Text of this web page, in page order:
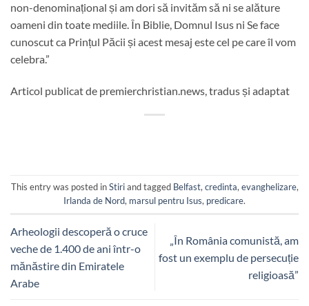
non-denominațional și am dori să invităm să ni se alăture
oameni din toate mediile. În Biblie, Domnul Isus ni Se face
cunoscut ca Prințul Păcii și acest mesaj este cel pe care îl vom
celebra.”
Articol publicat de premierchristian.news, tradus și adaptat
This entry was posted inStiriand tagged Belfast,credinta,evanghelizare,
Irlanda de Nord, marsul pentru Isus, predicare.
Arheologii descoperă o cruce
veche de 1.400 de ani într-o
mănăstire din Emiratele
Arabe
„În România comunistă, am
fost un exemplu de persecuție
religioasă”